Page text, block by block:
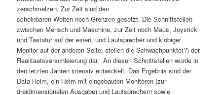
zerschmelzen. Zur Zeit sind den
scheinbaren Welten noch Grenzen gesetzt. Die Schnittstellen
zwischen Mensch und Maschine, zur Zeit noch Maus, Joystick
und Tastatur auf der einen, und Lautsprecher und klobiger
Monitor auf der anderen Seite, stellen die Schwachpunkte(?) der
Realitaetsverschleierung dar. An diesen Schnittstellen wurde in
den letzten Jahren intensiv entwickelt. Das Ergebnis sind der
Data-Helm, ein Helm mit eingebauten Monitoren (zur
dreidimensionalen Ausgabe) und Lautsprechern sowie